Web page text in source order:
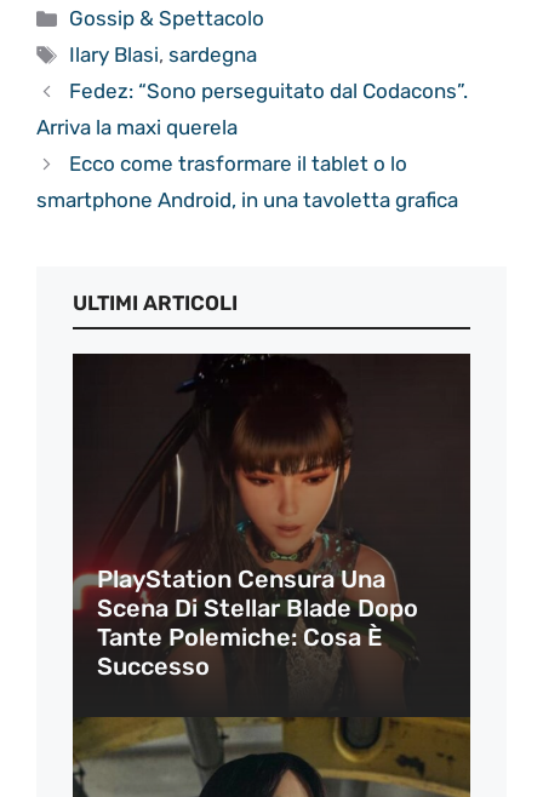
Categorie
Gossip & Spettacolo
Tag
Ilary Blasi,sardegna
Fedez: “Sono perseguitato dal Codacons”.
Arriva la maxi querela
Ecco come trasformare il tablet o lo
smartphone Android, in una tavoletta grafica
ULTIMI ARTICOLI
PlayStation Censura Una
Scena Di Stellar Blade Dopo
Tante Polemiche: Cosa È
Successo